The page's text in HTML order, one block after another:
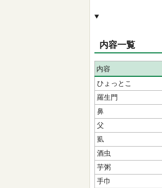
内容一覧
内容
ひょっとこ
羅生門
鼻
父
虱
酒虫
芋粥
手巾